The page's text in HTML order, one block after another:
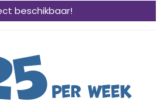
beschikbaar!